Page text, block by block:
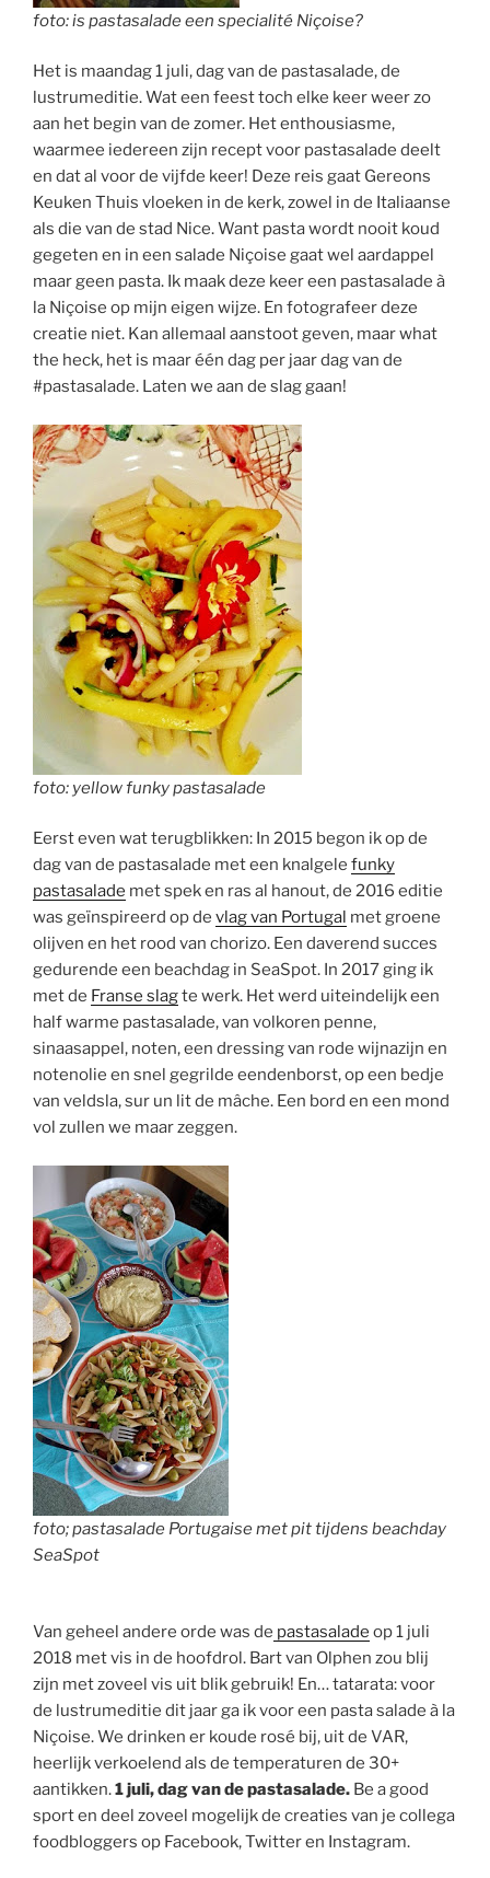
foto: is pastasalade een specialité Niçoise?
Het is maandag 1 juli, dag van de pastasalade, de
lustrumeditie. Wat een feest toch elke keer weer zo
aan het begin van de zomer. Het enthousiasme,
waarmee iedereen zijn recept voor pastasalade deelt
en dat al voor de vijfde keer! Deze reis gaat Gereons
Keuken Thuis vloeken in de kerk, zowel in de Italiaanse
als die van de stad Nice. Want pasta wordt nooit koud
gegeten en in een salade Niçoise gaat wel aardappel
maar geen pasta. Ik maak deze keer een pastasalade à
la Niçoise op mijn eigen wijze. En fotografeer deze
creatie niet. Kan allemaal aanstoot geven, maar what
the heck, het is maar één dag per jaar dag van de
#pastasalade. Laten we aan de slag gaan!
foto: yellow funky pastasalade
Eerst even wat terugblikken: In 2015 begon ik op de
dag van de pastasalade met een knalgele funky
pastasalade met spek en ras al hanout, de 2016 editie
was geïnspireerd op de vlag van Portugal met groene
olijven en het rood van chorizo. Een daverend succes
gedurende een beachdag in SeaSpot. In 2017 ging ik
met de Franse slagte werk. Het werd uiteindelijk een
half warme pastasalade, van volkoren penne,
sinaasappel, noten, een dressing van rode wijnazijn en
notenolie en snel gegrilde eendenborst, op een bedje
van veldsla, sur un lit de mâche. Een bord en een mond
vol zullen we maar zeggen.
foto; pastasalade Portugaise met pit tijdens beachday
SeaSpot
Van geheel andere orde was de pastasalade op 1 juli
2018 met vis in de hoofdrol. Bart van Olphen zou blij
zijn met zoveel vis uit blik gebruik! En… tatarata: voor
de lustrumeditie dit jaar ga ik voor een pasta salade à la
Niçoise. We drinken er koude rosé bij, uit de VAR,
heerlijk verkoelend als de temperaturen de 30+
aantikken.1 juli, dag van de pastasalade. Be a good
sport en deel zoveel mogelijk de creaties van je collega
foodbloggers op Facebook, Twitter en Instagram.